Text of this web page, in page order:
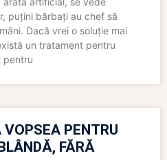
puțini bărbați au chef să
Dacă vrei o soluție mai
un tratament pentru
pentru
PENTRU
FĂRĂ